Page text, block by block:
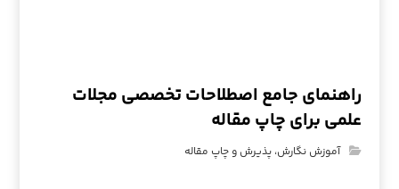
راهنمای جامع اصطلاحات تخصصی مجلات
علمی برای چاپ مقاله
آموزش نگارش، پذیرش و چاپ مقاله